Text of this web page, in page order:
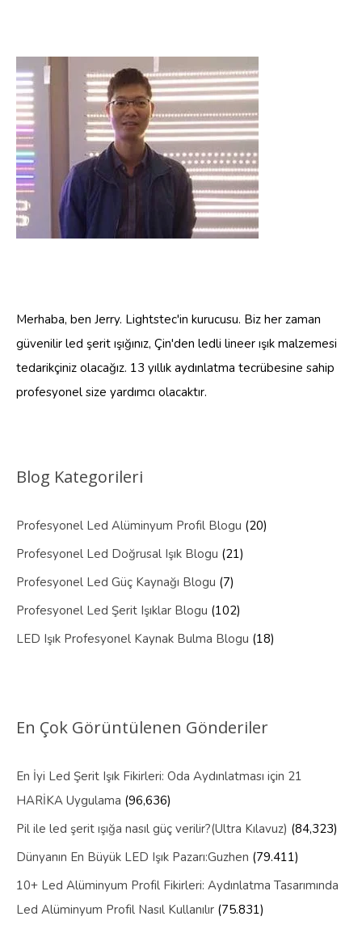
Merhaba, ben Jerry. Lightstec'in kurucusu. Biz her zaman
güvenilir led şerit ışığınız, Çin'den ledli lineer ışık malzemesi
tedarikçiniz olacağız. 13 yıllık aydınlatma tecrübesine sahip
profesyonel size yardımcı olacaktır.
Blog Kategorileri
Profesyonel Led Alüminyum Profil Blogu (20)
Profesyonel Led Doğrusal Işık Blogu (21)
Profesyonel Led Güç Kaynağı Blogu (7)
Profesyonel Led Şerit Işıklar Blogu (102)
LED Işık Profesyonel Kaynak Bulma Blogu (18)
En Çok Görüntülenen Gönderiler
En İyi Led Şerit Işık Fikirleri: Oda Aydınlatması için 21
HARİKA Uygulama (96,636)
Pil ile led şerit ışığa nasıl güç verilir?(Ultra Kılavuz) (84,323)
Dünyanın En Büyük LED Işık Pazarı:Guzhen (79.411)
10+ Led Alüminyum Profil Fikirleri: Aydınlatma Tasarımında
Led Alüminyum Profil Nasıl Kullanılır (75.831)